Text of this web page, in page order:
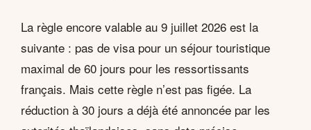
La règle encore valable au 9 juillet 2026 est la
suivante : pas de visa pour un séjour touristique
maximal de 60 jours pour les ressortissants
français. Mais cette règle n’est pas figée. La
réduction à 30 jours a déjà été annoncée par les